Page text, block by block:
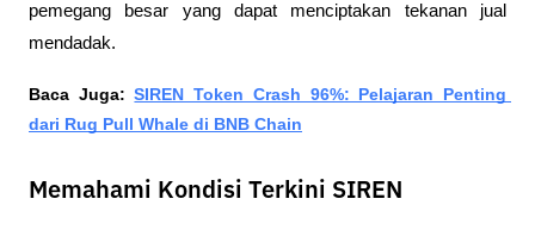
pemegang besar yang dapat menciptakan tekanan jual
mendadak.
Baca Juga: SIREN Token Crash 96%: Pelajaran Penting
dari Rug Pull Whale di BNB Chain
Memahami Kondisi Terkini SIREN